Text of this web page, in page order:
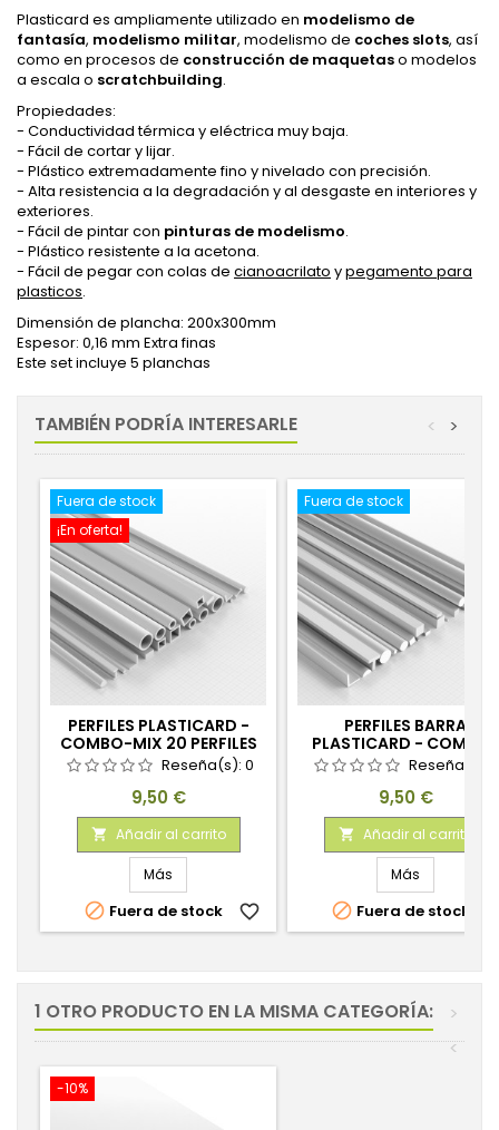
Plasticard es ampliamente utilizado en modelismo de
fantasía, modelismo militar, modelismo de coches slots, así
como en procesos de construcción de maquetaso modelos
a escala o scratchbuilding.
Propiedades:
- Conductividad térmica y eléctrica muy baja.
- Fácil de cortar y lijar.
- Plástico extremadamente fino y nivelado con precisión.
- Alta resistencia a la degradación y al desgaste en interiores y
exteriores.
- Fácil de pintar con pinturas de modelismo.
- Plástico resistente a la acetona.
- Fácil de pegar con colas de cianoacrilato ypegamento para
plasticos.
Dimensión de plancha: 200x300mm
Espesor: 0,16 mm Extra finas
Este set incluye 5 planchas
TAMBIÉN PODRÍA INTERESARLE >
<
Fuera de stock
¡En oferta!
PERFILES PLASTICARD -
COMBO-MIX 20 PERFILES
Reseña(s): 0
Precio
9,50 €
 Añadir al carrito
Más
 Fuera de stock favorite_border
Fuera de stock
PERFILES BARRA
PLASTICARD - COMBO-
MIX - 20 PERFILES
Reseña(s):
Precio
9,50 €
 Añadir al carrito
Más
 Fuera de stock
1 OTRO PRODUCTO EN LA MISMA CATEGORÍA:
>
<
-10%